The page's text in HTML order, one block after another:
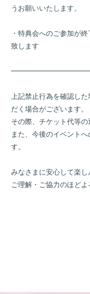
うお願いいたします。
・特典会へのご参加が
致します
上記禁止行為を確認し
だく場合がございます。
その際、チケット代等の
また、今後のイベント
す。
みなさまに安心して楽し
ご理解・ご協力のほどよ